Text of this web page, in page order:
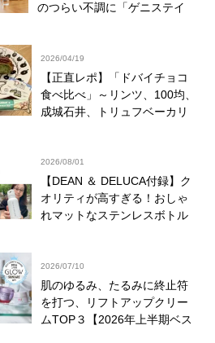
のつらい不調に「ゲニステイ
2026/04/19
【正直レポ】「ドバイチョコ
食べ比べ」～リンツ、100均、
成城石井、トリュフベーカリ
2026/08/01
【DEAN ＆ DELUCA付録】ク
オリティが高すぎる！おしゃ
れマットなステンレスボトル
2026/07/10
肌のゆるみ、たるみに終止符
を打つ、リフトアップクリー
ムTOP３【2026年上半期ベス